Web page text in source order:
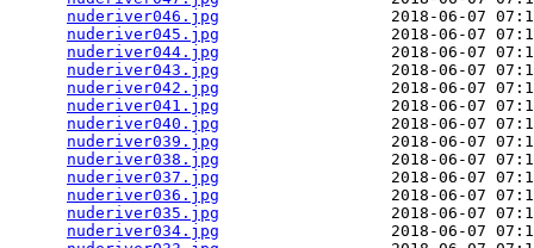
nuderiver046.jpg
2018-06-07
nuderiver045.jpg
2018-06-07
nuderiver044.jpg
2018-06-07
nuderiver043.jpg
2018-06-07
nuderiver042.jpg
2018-06-07
nuderiver041.jpg
2018-06-07
nuderiver040.jpg
2018-06-07
nuderiver039.jpg
2018-06-07
nuderiver038.jpg
2018-06-07
nuderiver037.jpg
2018-06-07
nuderiver036.jpg
2018-06-07
nuderiver035.jpg
2018-06-07
nuderiver034.jpg
2018-06-07